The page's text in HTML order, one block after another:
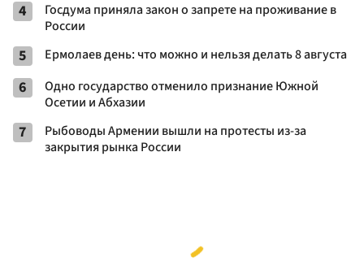
4
Госдума приняла закон о запрете на проживание в
России
5 Ермолаев день: что можно и нельзя делать 8 августа
6
Одно государство отменило признание Южной
Осетии и Абхазии
7
Рыбоводы Армении вышли на протесты из-за
закрытия рынка России